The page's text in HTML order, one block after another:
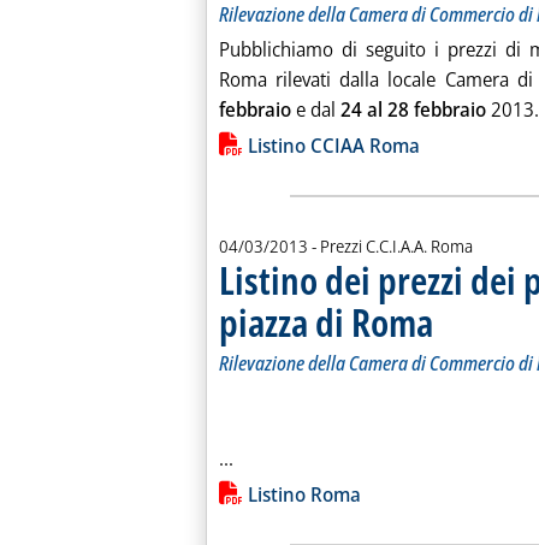
Rilevazione della Camera di Commercio di
Pubblichiamo di seguito i prezzi di
Roma rilevati dalla locale Camera
febbraioe dal 24 al 28 febbraio
Lista allegati PDF alla notizia
Listino CCIAA Roma
04/03/2013 - Prezzi C.C.I.A.A. Roma
Listino dei prezzi
piazza di Roma . Sottotitolo:
. Pubblicata
Rilevazione della Camera di Commercio di
...
Lista allegati PDF alla notizia
Listino Roma